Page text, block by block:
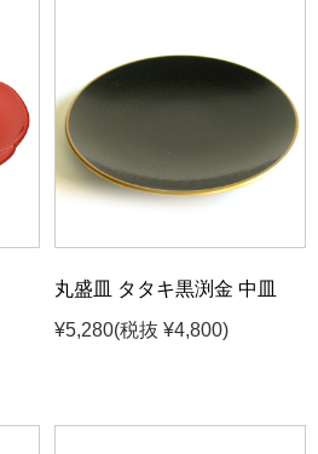
丸盛皿 タタキ黒渕金 中皿
¥5,280(税抜 ¥4,800)